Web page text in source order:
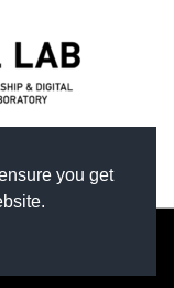
you get